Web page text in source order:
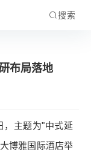
搜索
布局落地
，主题为"中式延
博雅国际酒店举